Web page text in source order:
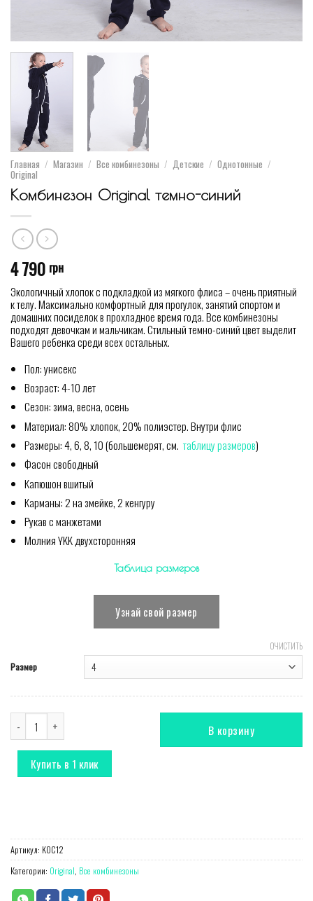
Главная / Магазин / Все комбинезоны / Детские / Однотонные /
Original
Комбинезон Original темно-синий
4 790 грн
Экологичный хлопок с подкладкой из мягкого флиса – очень приятный
к телу. Максимально комфортный для прогулок, занятий спортом и
домашних посиделок в прохладное время года. Все комбинезоны
подходят девочкам и мальчикам. Стильный темно-синий цвет выделит
Вашего ребенка среди всех остальных.
Пол: унисекс
Возраст: 4-10 лет
Сезон: зима, весна, осень
Материал: 80% хлопок, 20% полиэстер. Внутри флис
Размеры: 4, 6, 8, 10 (большемерят, см. таблицу размеров)
Фасон свободный
Капюшон вшитый
Карманы: 2 на змейке, 2 кенгуру
Рукав с манжетами
Молния YKK двухсторонняя
Таблица размеров
Узнай свой размер
Размер
ОЧИСТИТЬ
Количество Комбинезон Original темно-синий
В корзину
Купить в 1 клик
Артикул: KOC12
Категории: Original, Все комбинезоны